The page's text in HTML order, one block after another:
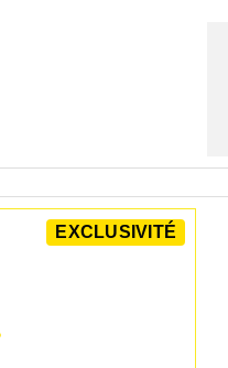
EXCLUSIVITÉ